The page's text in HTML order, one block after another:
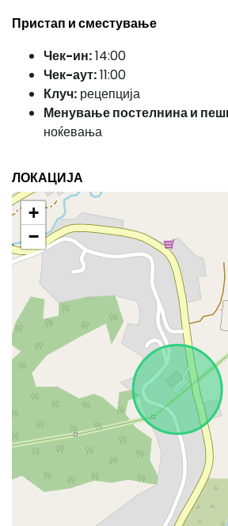
Пристап и сместување
Чек-ин:14:00
Чек-аут:11:00
Клуч: рецепција
Менување постелнина и
ноќевања
ЛОКАЦИЈА
+
−